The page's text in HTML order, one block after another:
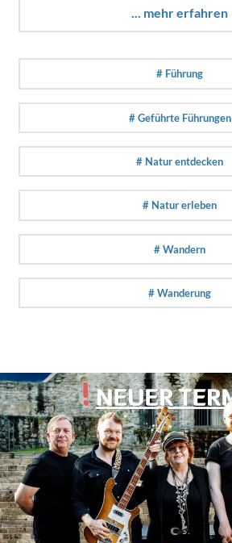
... mehr erfahren
# Führung
# Geführte Führungen
# Natur entdecken
# Natur erleben
# Wandern
# Wanderung